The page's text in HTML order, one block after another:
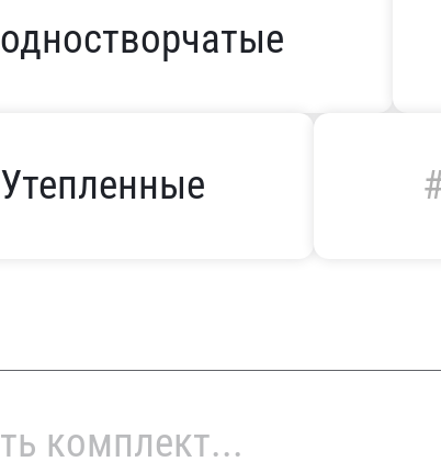
одностворчатые
Утепленные